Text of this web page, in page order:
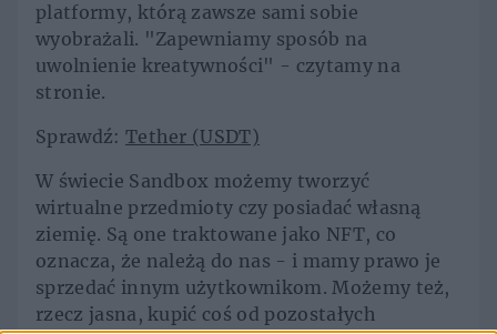
platformy, którą zawsze sami sobie
wyobrażali. "Zapewniamy sposób na
uwolnienie kreatywności" - czytamy na
stronie.
Sprawdź: Tether (USDT)
W świecie Sandbox możemy tworzyć
wirtualne przedmioty czy posiadać własną
ziemię. Są one traktowane jako NFT, co
oznacza, że należą do nas - i mamy prawo je
sprzedać innym użytkownikom. Możemy też,
rzecz jasna, kupić coś od pozostałych